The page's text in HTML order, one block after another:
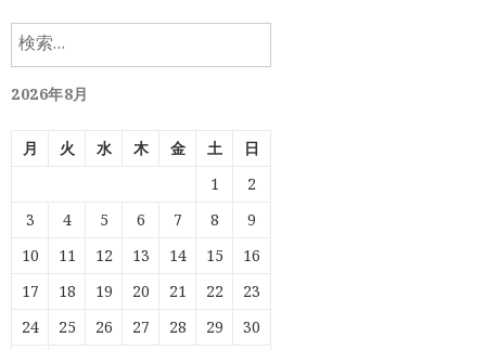
検
索:
2026年8月
月 火 水 木 金 土
日
1
2
3
4 5 6 7 8
9
10
11 12 13 14 15
16
17
18 19 20 21 22
23
24
25 26 27 28 29
30